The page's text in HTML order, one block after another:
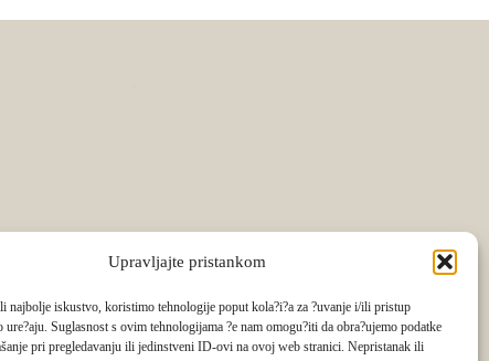
Upravljajte pristankom
najbolje iskustvo, koristimo tehnologije poput kola?i?a za ?uvanje i/ili pristup
ure?aju. Suglasnost s ovim tehnologijama ?e nam omogu?iti da obra?ujemo podatke
pri pregledavanju ili jedinstveni ID-ovi na ovoj web stranici. Nepristanak ili